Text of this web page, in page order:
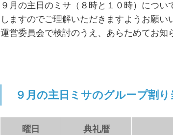
９月の主日のミサ（８時と１０時）につ
しますのでご理解いただきますようお願
運営委員会で検討のうえ、あらためてお知
９月の主日ミサのグループ割り
曜日 典礼暦